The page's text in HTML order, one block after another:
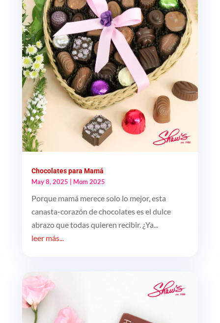
Chocolates para Mamá
May 8, 2025 | Mom 2025
Porque mamá merece solo lo mejor, esta
canasta-corazón de chocolates es el dulce
abrazo que todas quieren recibir. ¿Ya...
leer más...